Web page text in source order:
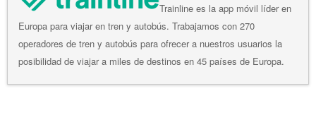
Trainline es la app móvil líder en
Europa para viajar en tren y autobús. Trabajamos con 270
operadores de tren y autobús para ofrecer a nuestros usuarios la
posibilidad de viajar a miles de destinos en 45 países de Europa.